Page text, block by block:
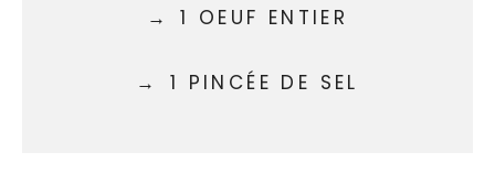
1 OEUF ENTIER
1 PINCÉE DE SEL